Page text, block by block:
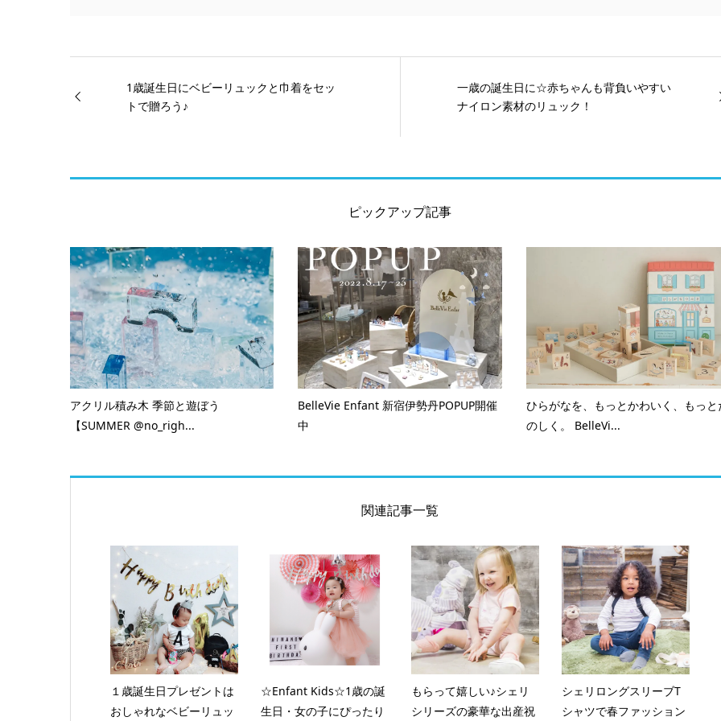
1歳誕生日にベビーリュックと巾着をセッ
トで贈ろう♪
一歳の誕生日に☆赤ちゃんも背負いやすい
ナイロン素材のリュック！
ピックアップ記事
アクリル積み木 季節と遊ぼう
【SUMMER @no_righ...
BelleVie Enfant 新宿伊勢丹POPUP開催
中
ひらがなを、もっとかわいく、もっと
のしく。 BelleVi...
関連記事一覧
１歳誕生日プレゼントは
おしゃれなベビーリュッ
☆Enfant Kids☆1歳の誕
生日・女の子にぴったり
もらって嬉しい♪シェリ
シリーズの豪華な出産祝
シェリロングスリーブT
シャツで春ファッション